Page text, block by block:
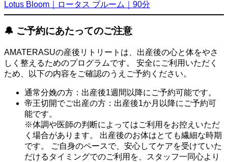
Lotus Bloom｜ロータス ブルーム｜90分
🔔 ご予約にあたってのご注意
AMATERASUの産後リトリートは、出産後の心と体をやさ
しく整えるためのプログラムです。 安全にご利用いただく
ため、以下の内容をご確認のうえご予約ください。
通常分娩の方：出産後1週間以降にご予約可能です。
帝王切開でご出産の方：出産後1か月以降にご予約可
能です。
※体調や医師の判断によってはご利用をお控えいただ
く場合があります。 出産後のお体はとても繊細な時期
です。 ご自身のペースで、安心してケアを受けていた
だけるタイミングでのご利用を、スタッフ一同心より